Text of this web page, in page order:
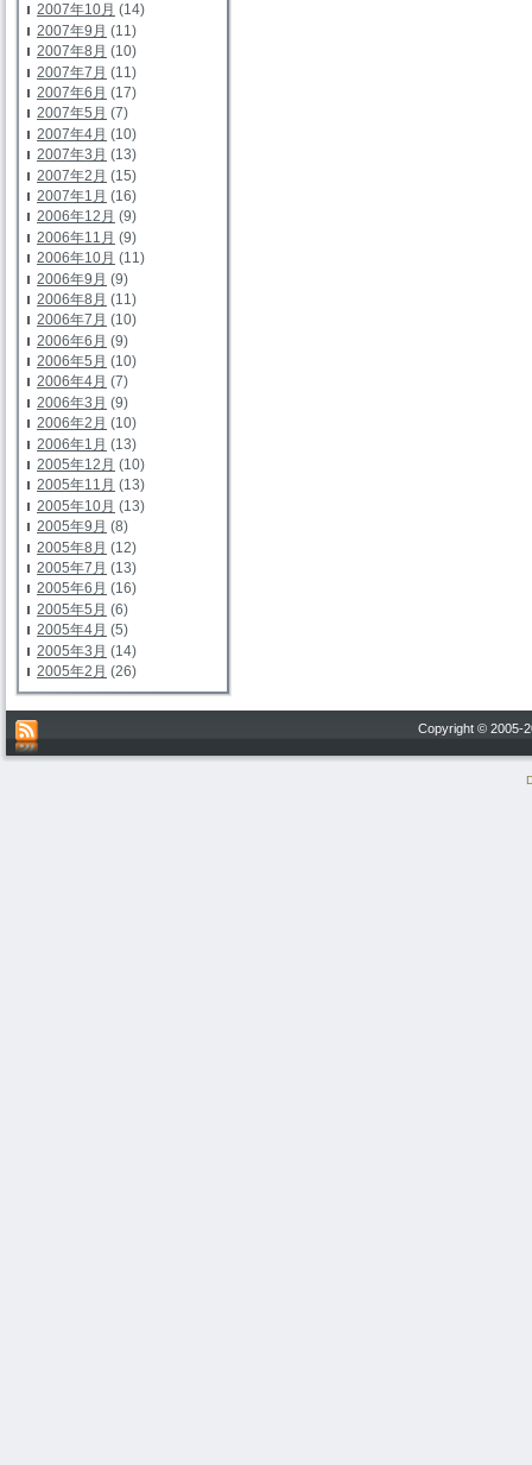
2007年10月 (14)
2007年9月 (11)
2007年8月 (10)
2007年7月 (11)
2007年6月 (17)
2007年5月 (7)
2007年4月 (10)
2007年3月 (13)
2007年2月 (15)
2007年1月 (16)
2006年12月 (9)
2006年11月 (9)
2006年10月 (11)
2006年9月 (9)
2006年8月 (11)
2006年7月 (10)
2006年6月 (9)
2006年5月 (10)
2006年4月 (7)
2006年3月 (9)
2006年2月 (10)
2006年1月 (13)
2005年12月 (10)
2005年11月 (13)
2005年10月 (13)
2005年9月 (8)
2005年8月 (12)
2005年7月 (13)
2005年6月 (16)
2005年5月 (6)
2005年4月 (5)
2005年3月 (14)
2005年2月 (26)
Copyright © 2005-